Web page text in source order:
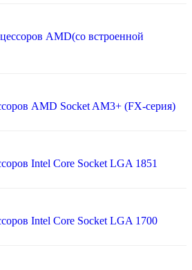
AMD(со встроенной
AMD Socket AM3+ (FX-серия)
Intel Core Socket LGA 1851
Intel Core Socket LGA 1700